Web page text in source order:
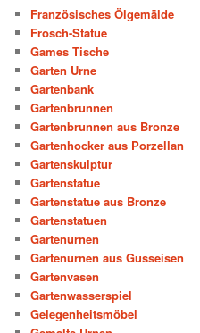
Französisches Ölgemälde
Frosch-Statue
Games Tische
Garten Urne
Gartenbank
Gartenbrunnen
Gartenbrunnen aus Bronze
Gartenhocker aus Porzellan
Gartenskulptur
Gartenstatue
Gartenstatue aus Bronze
Gartenstatuen
Gartenurnen
Gartenurnen aus Gusseisen
Gartenvasen
Gartenwasserspiel
Gelegenheitsmöbel